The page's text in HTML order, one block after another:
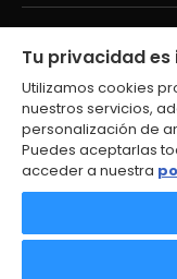
Tests
Tu privacidad
Utilizamos cookies
nuestros servicios,
personalización de
Puedes aceptarlas
acceder a nuestra